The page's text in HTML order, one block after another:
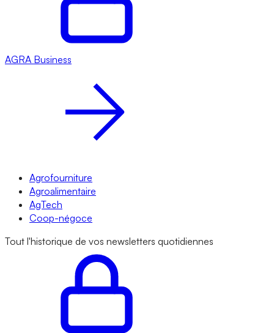
AGRA Business
Agrofourniture
Agroalimentaire
AgTech
Coop-négoce
Tout l'historique de vos newsletters quotidiennes